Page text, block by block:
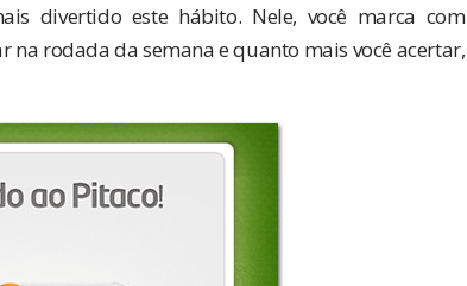
divertido este hábito. Nele, você marca com
rodada da semana e quanto mais você acertar,